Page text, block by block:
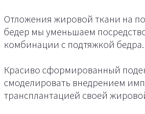
Отложения жировой ткани на
бедер мы уменьшаем
комбинации с подтяжкой бедра.
Красиво сформированный
смоделировать внедрением
трансплантацией своей